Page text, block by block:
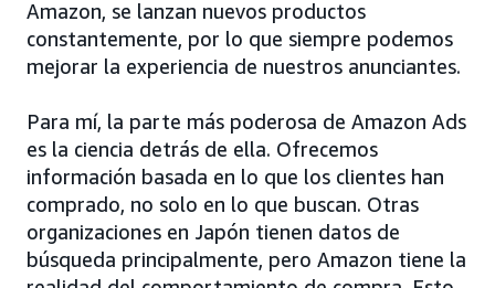
Amazon, se lanzan nuevos productos
constantemente, por lo que siempre podemos
mejorar la experiencia de nuestros anunciantes.
Para mí, la parte más poderosa de Amazon Ads
es la ciencia detrás de ella. Ofrecemos
información basada en lo que los clientes han
comprado, no solo en lo que buscan. Otras
organizaciones en Japón tienen datos de
búsqueda principalmente, pero Amazon tiene la